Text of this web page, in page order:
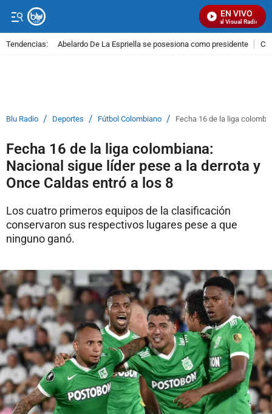
EN VIVO
Señal Visual Radio
Tendencias: Abelardo De La Espriella se posesiona como presidente
Blu Radio / Deportes / Fútbol Colombiano / Fecha 16 de la liga
Fecha 16 de la liga colombiana:
Nacional sigue líder pese a la derrota y
Once Caldas entró a los 8
Los cuatro primeros equipos de la clasificación
conservaron sus respectivos lugares pese a que
ninguno ganó.